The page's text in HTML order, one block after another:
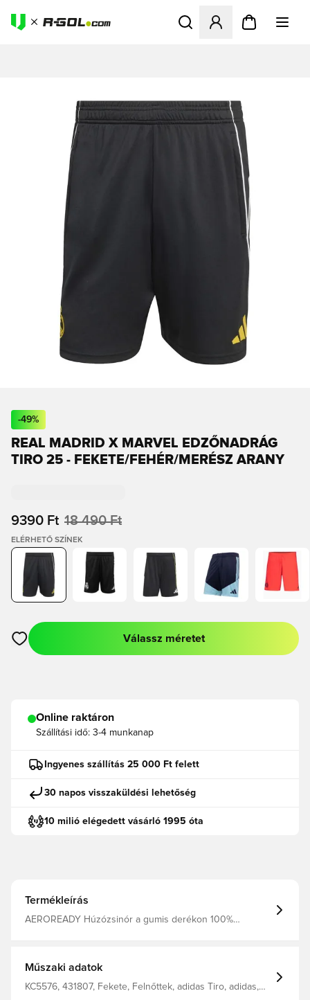
Megnyit egy modált a
-49%
REAL MADRID X MARVEL EDZŐNADRÁG
TIRO 25 - FEKETE/FEHÉR/MERÉSZ ARANY
9390 Ft 18 490 Ft
ELÉRHETŐ SZÍNEK
Megnyit egy modált a bejelentkezéshez vagy a tagként való
Válassz méretet
Online raktáron
Szállítási idő: 3-4 munkanap
Ingyenes szállítás 25 000 Ft felett
30 napos visszaküldési lehetőség
10 milió elégedett vásárló 1995 óta
Termékleírás
AEROREADY Húzózsinór a gumis derékon 100%
Műszaki adatok
KC5576, 431807, Fekete, Felnőttek, adidas Tiro, adidas,